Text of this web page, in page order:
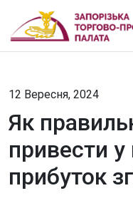
12 Вересня, 2024
Як
привести у
прибуток